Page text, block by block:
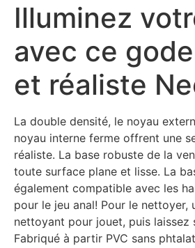
Illuminez
avec ce
et réaliste
La double densité, le noyau
noyau interne ferme offrent une
réaliste. La base robuste de la
toute surface plane et lisse. La
également compatible avec les
pour le jeu anal! Pour le nettoyer,
nettoyant pour jouet, puis laissez
Fabriqué à partir PVC sans